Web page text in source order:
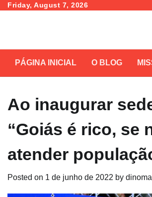
SkipFriday, August 7, 2026
PÁGINA INICIAL O BLOG
Ao inaugurar
“Goiás é rico, se
atender
Posted on 1 de junho de 2022 by